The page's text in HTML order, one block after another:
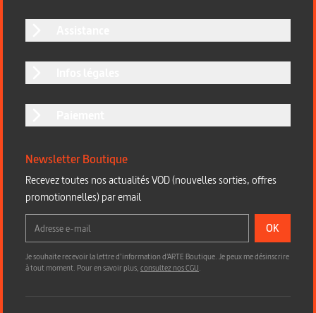
Newsletter Boutique
Recevez toutes nos actualités VOD (nouvelles sorties, offres
promotionnelles) par email
OK
Je souhaite recevoir la lettre d’information d'ARTE Boutique. Je peux me désinscrire
à tout moment. Pour en savoir plus,consultez nos CGU.